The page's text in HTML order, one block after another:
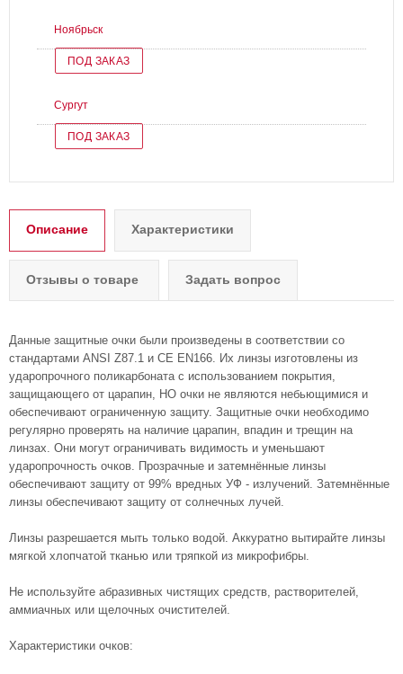
Ноябрьск
ПОД ЗАКАЗ
Сургут
ПОД ЗАКАЗ
Описание Характеристики
Отзывы о товаре Задать вопрос
Данные защитные очки были произведены в соответствии со
стандартами ANSI Z87.1 и CE EN166. Их линзы изготовлены из
ударопрочного поликарбоната с использованием покрытия,
защищающего от царапин, НО очки не являются небьющимися и
обеспечивают ограниченную защиту. Защитные очки необходимо
регулярно проверять на наличие царапин, впадин и трещин на
линзах. Они могут ограничивать видимость и уменьшают
ударопрочность очков. Прозрачные и затемнённые линзы
обеспечивают защиту от 99% вредных УФ - излучений. Затемнённые
линзы обеспечивают защиту от солнечных лучей.
Линзы разрешается мыть только водой. Аккуратно вытирайте линзы
мягкой хлопчатой тканью или тряпкой из микрофибры.
Не используйте абразивных чистящих средств, растворителей,
аммиачных или щелочных очистителей.
Характеристики очков: